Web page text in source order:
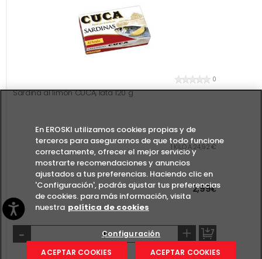
0
Sardina al limón CUCA, lata 120 g
1 KILO A 24,92 €
2,99€
- +
En EROSKI utilizamos cookies propias y de
terceros para asegurarnos de que todo funcione
correctamente, ofrecer el mejor servicio y
mostrarte recomendaciones y anuncios
ajustados a tus preferencias. Haciendo clic en
'Configuración', podrás ajustar tus preferencias
de cookies. para más información, visita
nuestra política de cookies
Configuración
ACEPTAR COOKIES
ACEPTAR COOKIES